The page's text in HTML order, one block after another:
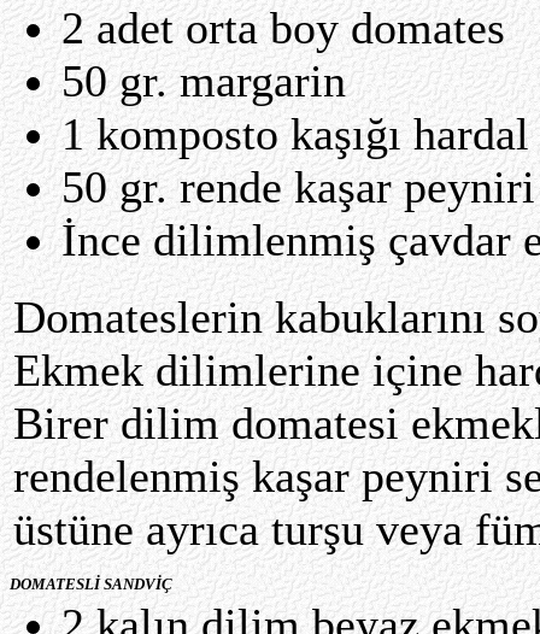
2 adet orta boy domates
50 gr. margarin
1 komposto kaşığı hardal
50 gr. rende kaşar peyniri
İnce dilimlenmiş çavdar
Domateslerin kabuklarını
Ekmek dilimlerine içine
Birer dilim domatesi
rendelenmiş kaşar peyniri
üstüne ayrıca turşu veya
DOMATESLİ SANDVİÇ
2 kalın dilim beyaz